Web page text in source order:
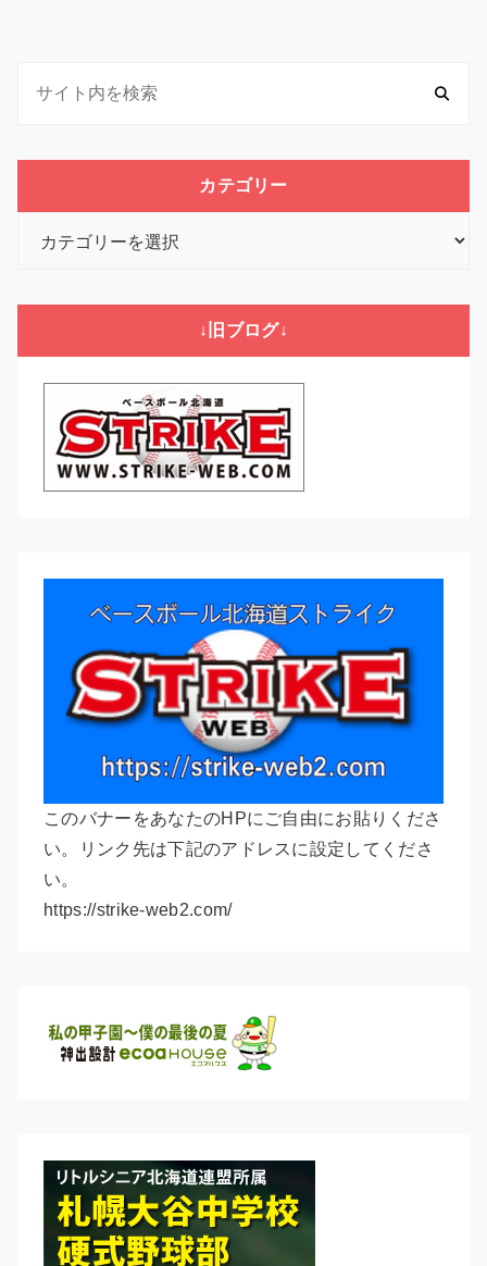
カテゴリー
↓旧ブログ↓
このバナーをあなたのHPにご自由にお貼りくださ
い。リンク先は下記のアドレスに設定してくださ
い。
https://strike-web2.com/